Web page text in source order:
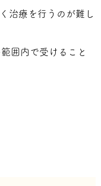
治療を行うのが難し
囲内で受けること